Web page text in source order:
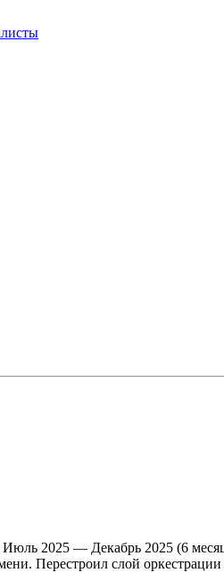
Июль 2025 — Декабрь 2025 (6
Перестроил слой